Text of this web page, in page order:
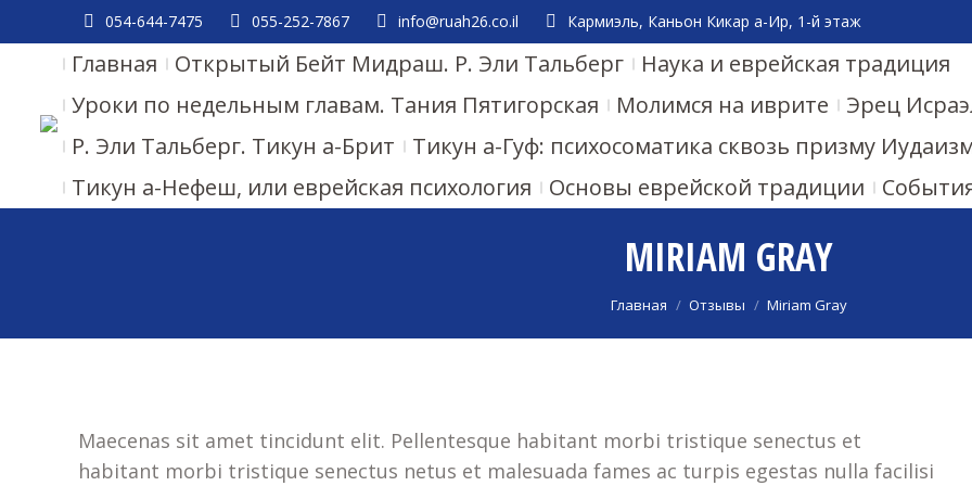
054-644-7475 055-252-7867 info@ruah26.co.il Кармиэль, Каньон Кикар а-Ир, 1-й этаж
Главная Открытый Бейт Мидраш. Р. Эли Тальберг
Наука и еврейская традиция
Уроки по недельным главам. Тания Пятигорская
Молимся на иврите
Эрец
Р. Эли Тальберг. Тикун а-Брит
Тикун а-Гуф: психосоматика сквозь призму
Тикун а-Нефеш, или еврейская психология
Основы еврейской традиции
MIRIAM GRAY
Вы здесь:
Главная Отзывы Miriam Gray
Maecenas sit amet tincidunt elit. Pellentesque habitant morbi tristique senectus et
habitant morbi tristique senectus netus et malesuada fames ac turpis egestas nulla facilisi